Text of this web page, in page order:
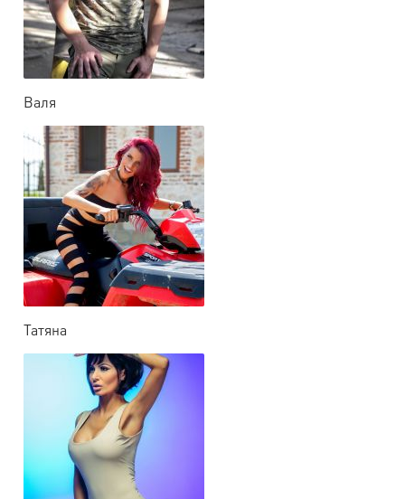
Валя
Татяна